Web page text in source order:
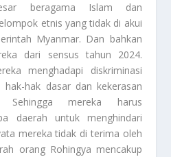
beragama Islam dan
etnis yang tidak di akui
Myanmar. Dan bahkan
dari sensus tahun 2024.
menghadapi diskriminasi
hak-hak dasar dan kekerasan
Sehingga mereka harus
daerah untuk menghindari
mereka tidak di terima oleh
orang Rohingya mencakup